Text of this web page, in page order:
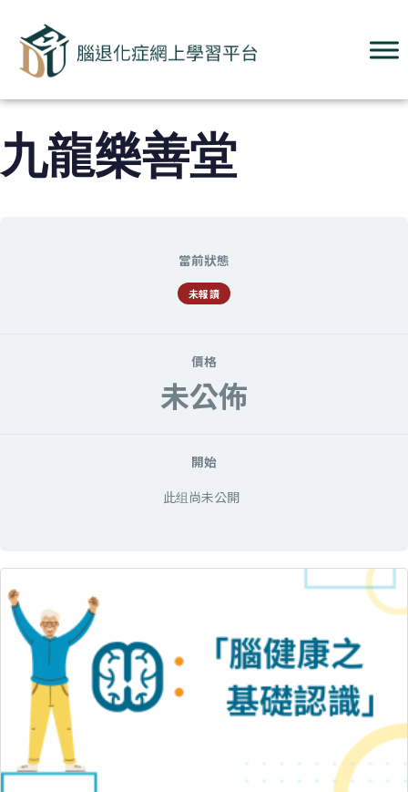
九龍樂善堂
當前狀態
未報讀
價格
未公佈
開始
此组尚未公開